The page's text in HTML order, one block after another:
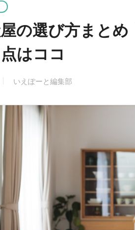
の選び方まと
はココ
いえぽーと編集部